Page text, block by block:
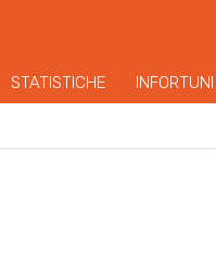
STATISTICHE INFORTUNI